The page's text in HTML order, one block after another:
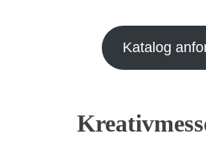
Katalog